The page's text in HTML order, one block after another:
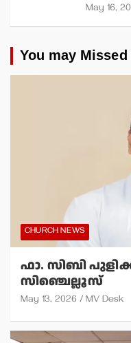
May 16,
You may Missed
CHURCH NEWS
ഫാ. സിബി
സിഞ്ചെല്ലൂസ്
May 13, 2026 MV Desk